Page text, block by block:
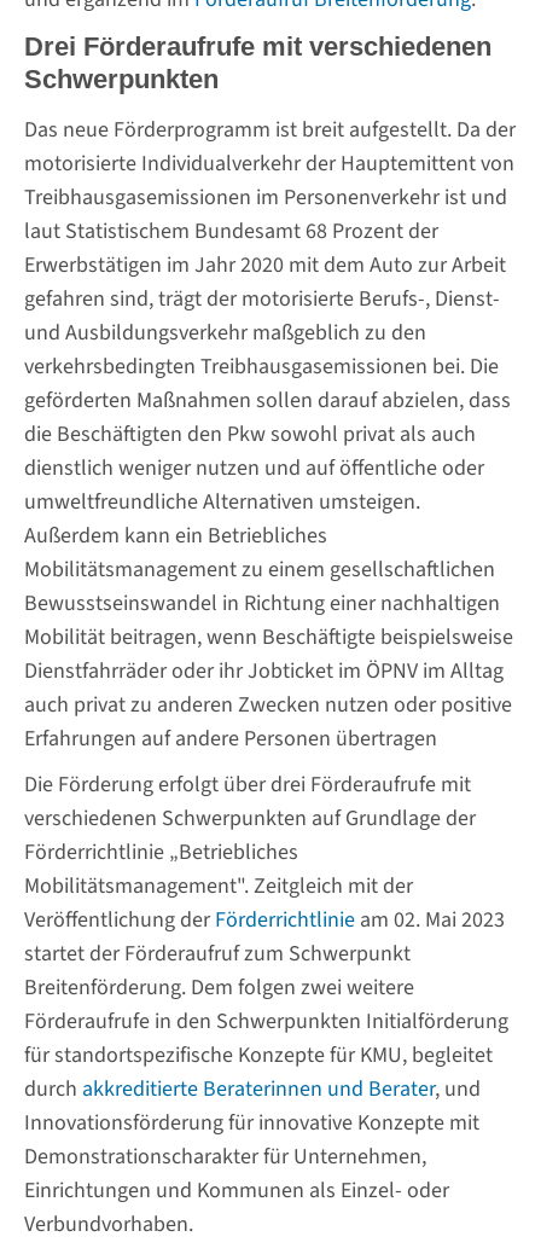
Drei Förderaufrufe mit verschiedenen
Schwerpunkten
Das neue Förderprogramm ist breit aufgestellt. Da der
motorisierte Individualverkehr der Hauptemittent von
Treibhausgasemissionen im Personenverkehr ist und
laut Statistischem Bundesamt 68 Prozent der
Erwerbstätigen im Jahr 2020 mit dem Auto zur Arbeit
gefahren sind, trägt der motorisierte Berufs-, Dienst-
und Ausbildungsverkehr maßgeblich zu den
verkehrsbedingten Treibhausgasemissionen bei. Die
geförderten Maßnahmen sollen darauf abzielen, dass
die Beschäftigten den Pkw sowohl privat als auch
dienstlich weniger nutzen und auf öffentliche oder
umweltfreundliche Alternativen umsteigen.
Außerdem kann ein Betriebliches
Mobilitätsmanagement zu einem gesellschaftlichen
Bewusstseinswandel in Richtung einer nachhaltigen
Mobilität beitragen, wenn Beschäftigte beispielsweise
Dienstfahrräder oder ihr Jobticket im ÖPNV im Alltag
auch privat zu anderen Zwecken nutzen oder positive
Erfahrungen auf andere Personen übertragen
Die Förderung erfolgt über drei Förderaufrufe mit
verschiedenen Schwerpunkten auf Grundlage der
Förderrichtlinie „Betriebliches
Mobilitätsmanagement". Zeitgleich mit der
Veröffentlichung derFörderrichtlinie am 02. Mai 2023
startet der Förderaufruf zum Schwerpunkt
Breitenförderung. Dem folgen zwei weitere
Förderaufrufe in den Schwerpunkten Initialförderung
für standortspezifische Konzepte für KMU, begleitet
durch akkreditierte Beraterinnen und Berater, und
Innovationsförderung für innovative Konzepte mit
Demonstrationscharakter für Unternehmen,
Einrichtungen und Kommunen als Einzel- oder
Verbundvorhaben.